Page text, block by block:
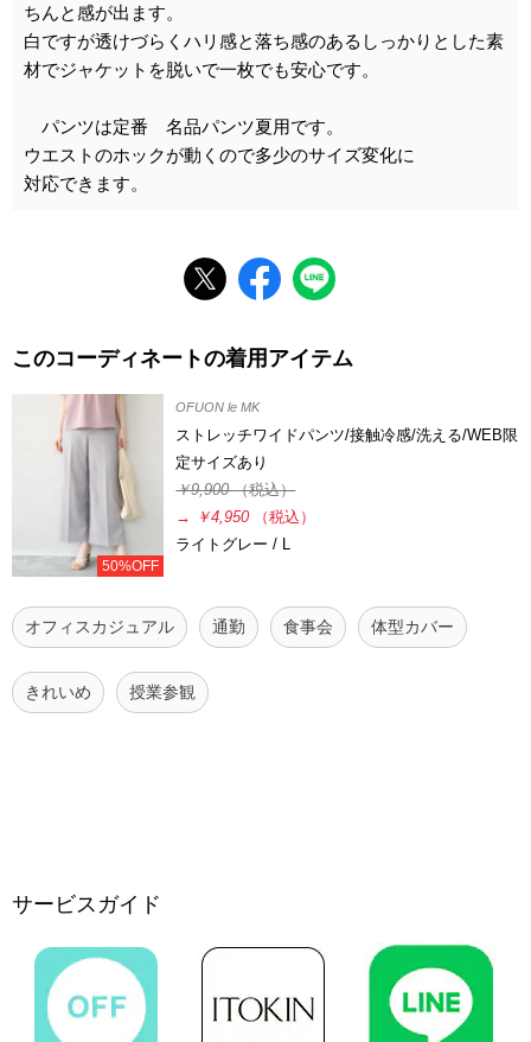
ちんと感が出ます。
白ですが透けづらくハリ感と落ち感のあるしっかりとした素
材でジャケットを脱いで一枚でも安心です。
パンツは定番 名品パンツ夏用です。
ウエストのホックが動くので多少のサイズ変化に
対応できます。
このコーディネートの着用アイテム
50%OFF
OFUON le MK
ストレッチワイドパンツ/接触冷感/洗える/WEB限
定サイズあり
￥9,900（税込）
→
￥4,950
（税込）
ライトグレー / L
オフィスカジュアル 通勤 食事会 体型カバー
きれいめ 授業参観
サービスガイド